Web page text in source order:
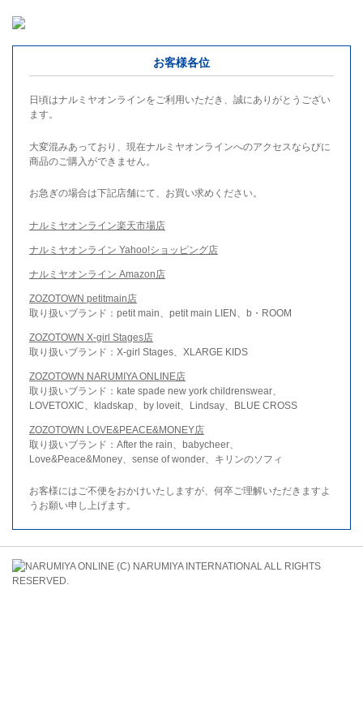
お客様各位
日頃はナルミヤオンラインをご利用いただき、誠にありがとうござい
ます。
大変混みあっており、現在ナルミヤオンラインへのアクセスならびに
商品のご購入ができません。
お急ぎの場合は下記店舗にて、お買い求めください。
ナルミヤオンライン楽天市場店
ナルミヤオンライン Yahoo!ショッピング店
ナルミヤオンライン Amazon店
ZOZOTOWN petitmain店
取り扱いブランド：petit main、petit main LIEN、b・ROOM
ZOZOTOWN X-girl Stages店
取り扱いブランド：X-girl Stages、XLARGE KIDS
ZOZOTOWN NARUMIYA ONLINE店
取り扱いブランド：kate spade new york childrenswear、
LOVETOXIC、kladskap、by loveit、Lindsay、BLUE CROSS
ZOZOTOWN LOVE&PEACE&MONEY店
取り扱いブランド：After the rain、babycheer、
Love&Peace&Money、sense of wonder、キリンのソフィ
お客様にはご不便をおかけいたしますが、何卒ご理解いただきますよ
うお願い申し上げます。